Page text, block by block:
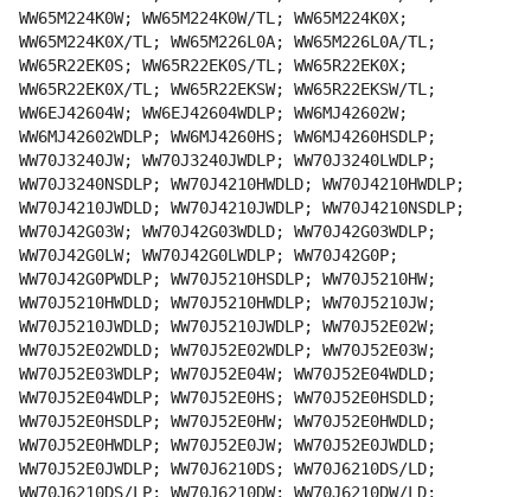
WW65M224K0W; WW65M224K0W/TL; WW65M224K0X;
WW65M224K0X/TL; WW65M226L0A; WW65M226L0A/TL;
WW65R22EK0S; WW65R22EK0S/TL; WW65R22EK0X;
WW65R22EK0X/TL; WW65R22EKSW; WW65R22EKSW/TL;
WW6EJ42604W; WW6EJ42604WDLP; WW6MJ42602W;
WW6MJ42602WDLP; WW6MJ4260HS; WW6MJ4260HSDLP;
WW70J3240JW; WW70J3240JWDLP; WW70J3240LWDLP;
WW70J3240NSDLP; WW70J4210HWDLD; WW70J4210HWDLP;
WW70J4210JWDLD; WW70J4210JWDLP; WW70J4210NSDLP;
WW70J42G03W; WW70J42G03WDLD; WW70J42G03WDLP;
WW70J42G0LW; WW70J42G0LWDLP; WW70J42G0P;
WW70J42G0PWDLP; WW70J5210HSDLP; WW70J5210HW;
WW70J5210HWDLD; WW70J5210HWDLP; WW70J5210JW;
WW70J5210JWDLD; WW70J5210JWDLP; WW70J52E02W;
WW70J52E02WDLD; WW70J52E02WDLP; WW70J52E03W;
WW70J52E03WDLP; WW70J52E04W; WW70J52E04WDLD;
WW70J52E04WDLP; WW70J52E0HS; WW70J52E0HSDLD;
WW70J52E0HSDLP; WW70J52E0HW; WW70J52E0HWDLD;
WW70J52E0HWDLP; WW70J52E0JW; WW70J52E0JWDLD;
WW70J52E0JWDLP; WW70J6210DS; WW70J6210DS/LD;
WW70J6210DS/LP; WW70J6210DW; WW70J6210DW/LD;